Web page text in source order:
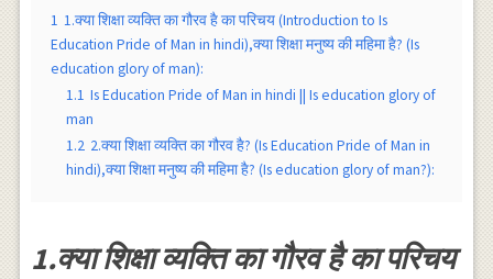
1 1.क्या शिक्षा व्यक्ति का गौरव है का परिचय (Introduction to Is
Education Pride of Man in hindi),क्या शिक्षा मनुष्य की महिमा है? (Is
education glory of man):
1.1 Is Education Pride of Man in hindi || Is education glory of
man
1.2 2.क्या शिक्षा व्यक्ति का गौरव है? (Is Education Pride of Man in
hindi),क्या शिक्षा मनुष्य की महिमा है? (Is education glory of man?):
1.क्या शिक्षा व्यक्ति का गौरव है का परिचय